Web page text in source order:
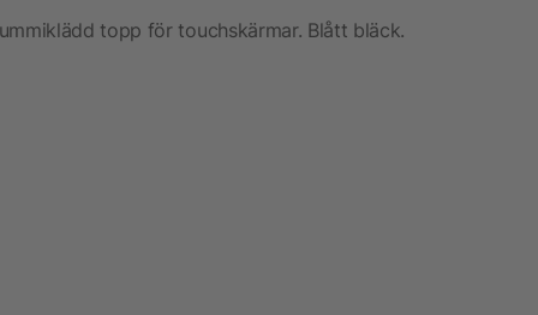
topp för touchskärmar. Blått bläck.